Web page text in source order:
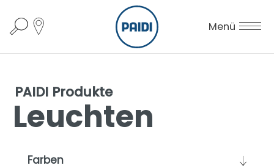
Menü
PAIDI Produkte
Leuchten
Farben